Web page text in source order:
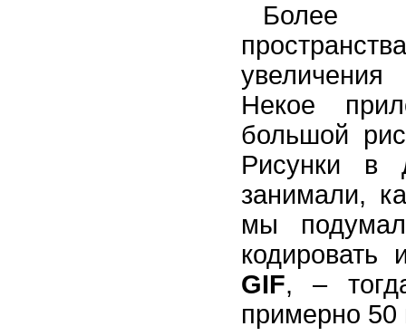
Более
Некое
большой
Рисунки в
занимали,
мы
GIF, –
примерно 50